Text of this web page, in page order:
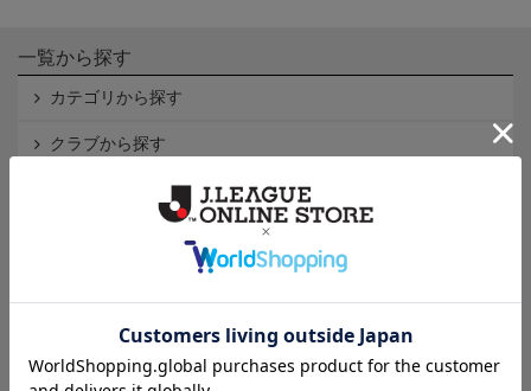
一覧から探す
カテゴリから探す
クラブから探す
Ｊ2
インフォメーション
個人情報保護方針